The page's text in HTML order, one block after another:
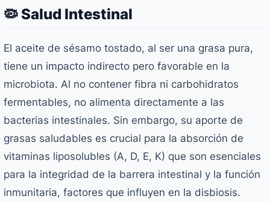
🦠 Salud Intestinal
El aceite de sésamo tostado, al ser una grasa pura,
tiene un impacto indirecto pero favorable en la
microbiota. Al no contener fibra ni carbohidratos
fermentables, no alimenta directamente a las
bacterias intestinales. Sin embargo, su aporte de
grasas saludables es crucial para la absorción de
vitaminas liposolubles (A, D, E, K) que son esenciales
para la integridad de la barrera intestinal y la función
inmunitaria, factores que influyen en la disbiosis.